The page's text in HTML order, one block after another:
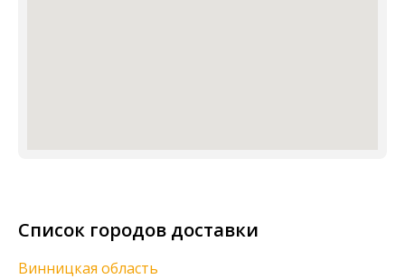
Список городов доставки
Винницкая область